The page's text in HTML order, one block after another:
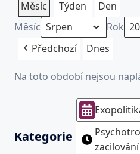
Měsíc Týden
Den
Měsíc
Rok
Předchozí
Dnes
Na toto období nejsou
Kategorie
zacilování